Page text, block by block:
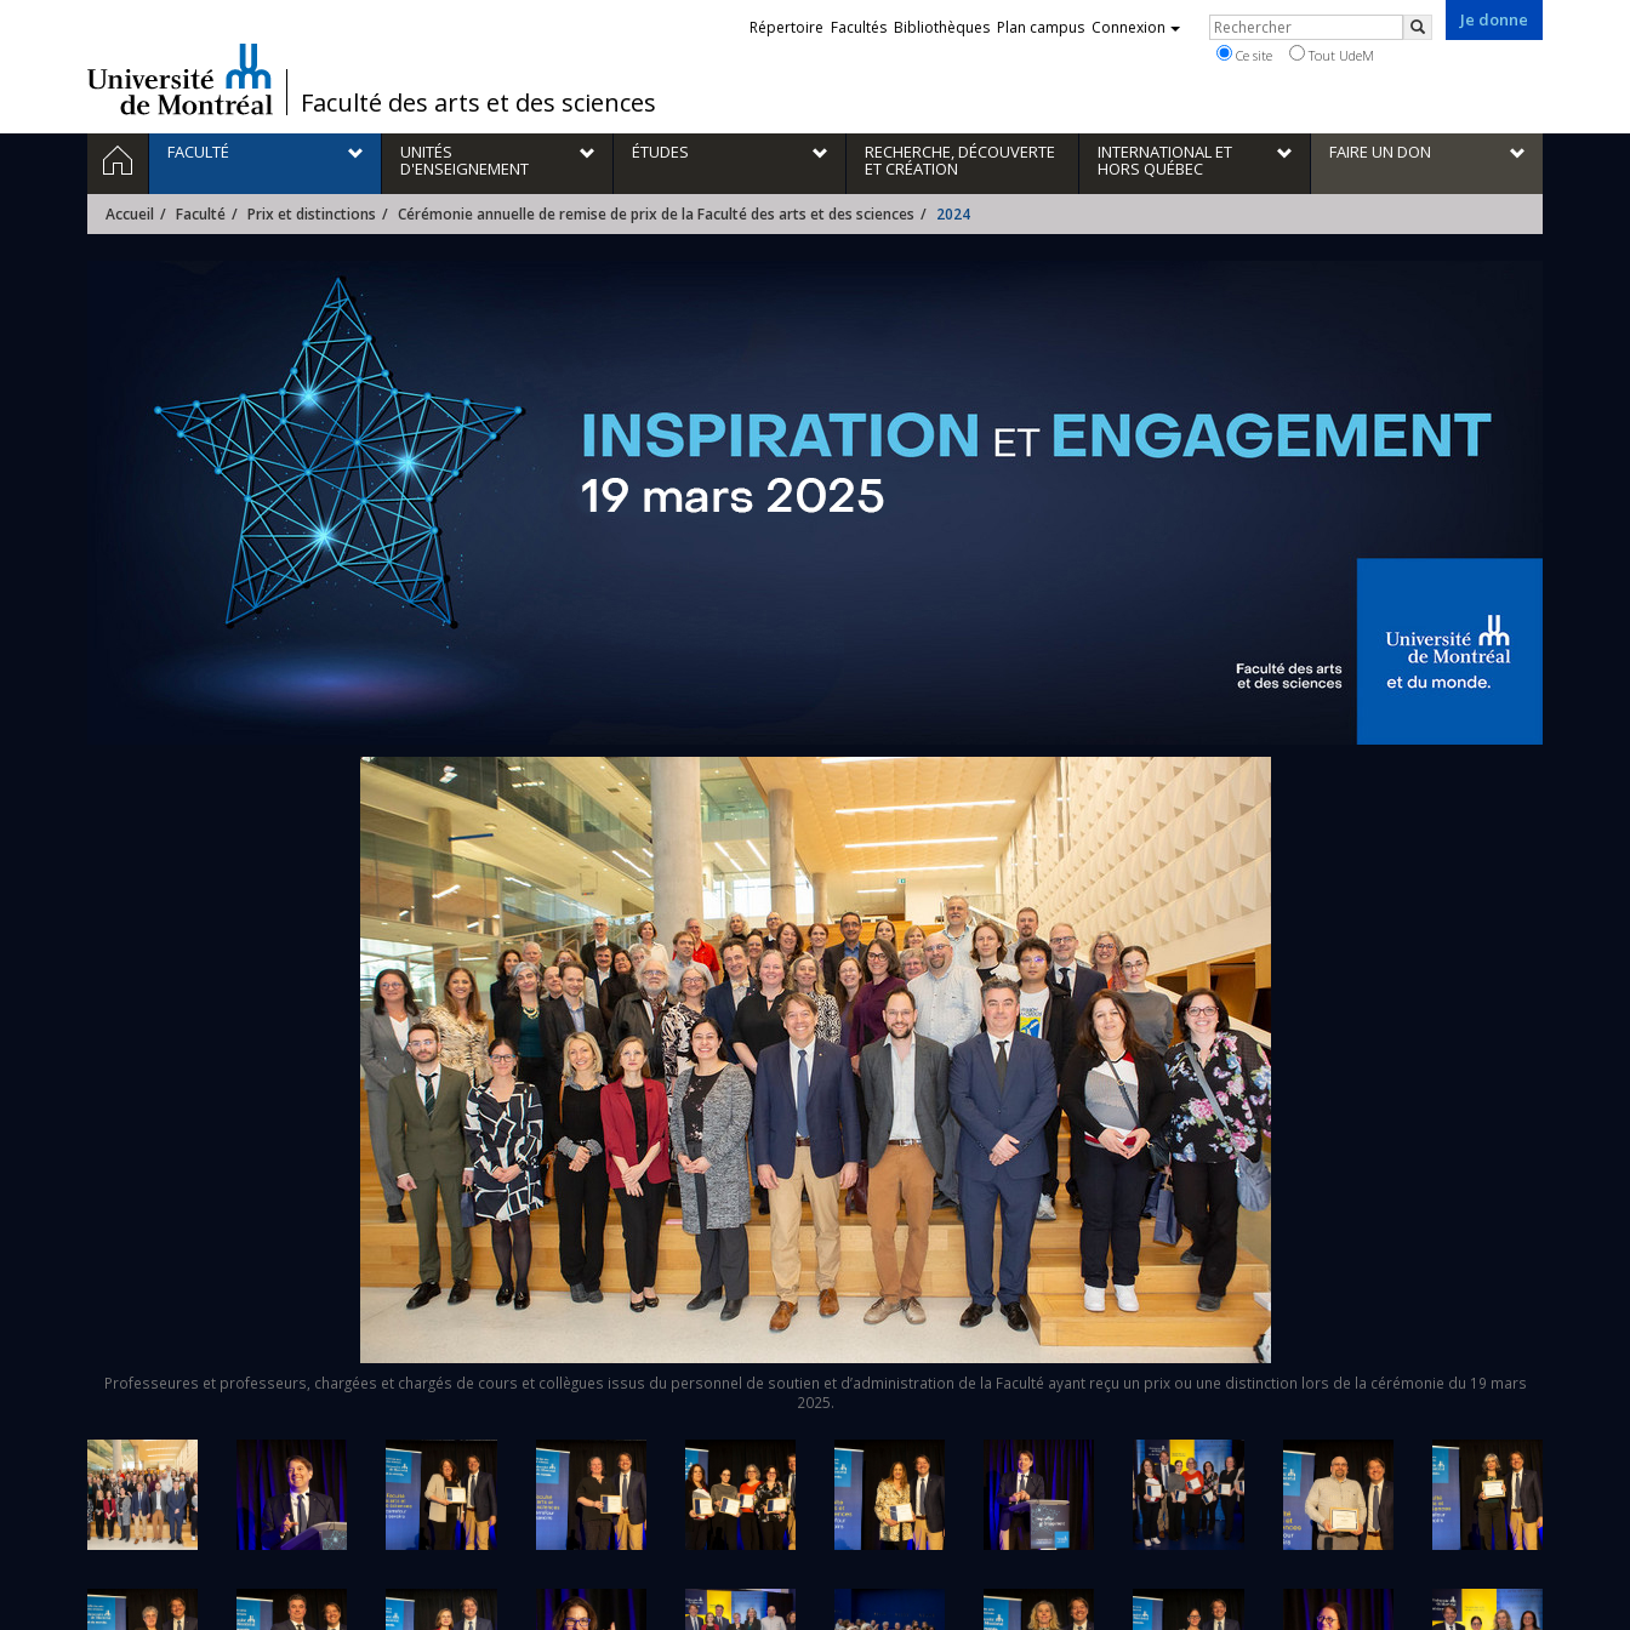
/Faculté des arts et des sciences
Je donne
Liens
externes
Répertoire Facultés Bibliothèques Plan campus Connexion Rechercher
Rechercher
Ce site Tout UdeM
Navigation
principale
ACCUEILFACULTÉ UNITÉS
D'ENSEIGNEMENT
ÉTUDES RECHERCHE, DÉCOUVERTE
ET CRÉATION
INTERNATIONAL ET
HORS QUÉBEC
FAIRE UN DON
Accueil Faculté Prix et distinctions Cérémonie annuelle de remise de prix de la Faculté des arts et des sciences 2024
Professeures et professeurs, chargées et chargés de cours et collègues issus du personnel de soutien et d’administration de la Faculté ayant reçu un prix ou une distinction lors de la cérémonie du 19 mars
2025.